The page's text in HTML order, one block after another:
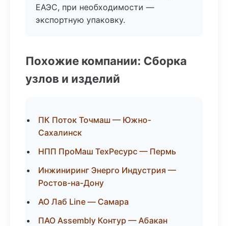
ЕАЭС, при необходимости —
экспортную упаковку.
Похожие компании: Сборка
узлов и изделий
ПК Поток Точмаш — Южно-
Сахалинск
НПП ПроМаш ТехРесурс — Пермь
Инжиниринг Энерго Индустрия —
Ростов-на-Дону
АО Лаб Line — Самара
ПАО Assembly Контур — Абакан